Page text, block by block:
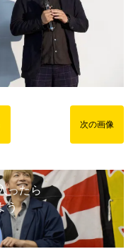
次の画像
ったら
う